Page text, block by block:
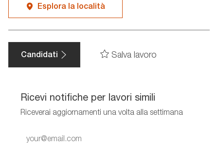
Esplora la località
Candidati Salva lavoro
Ricevi notifiche per lavori simili
Riceverai aggiornamenti una volta alla settimana
Email